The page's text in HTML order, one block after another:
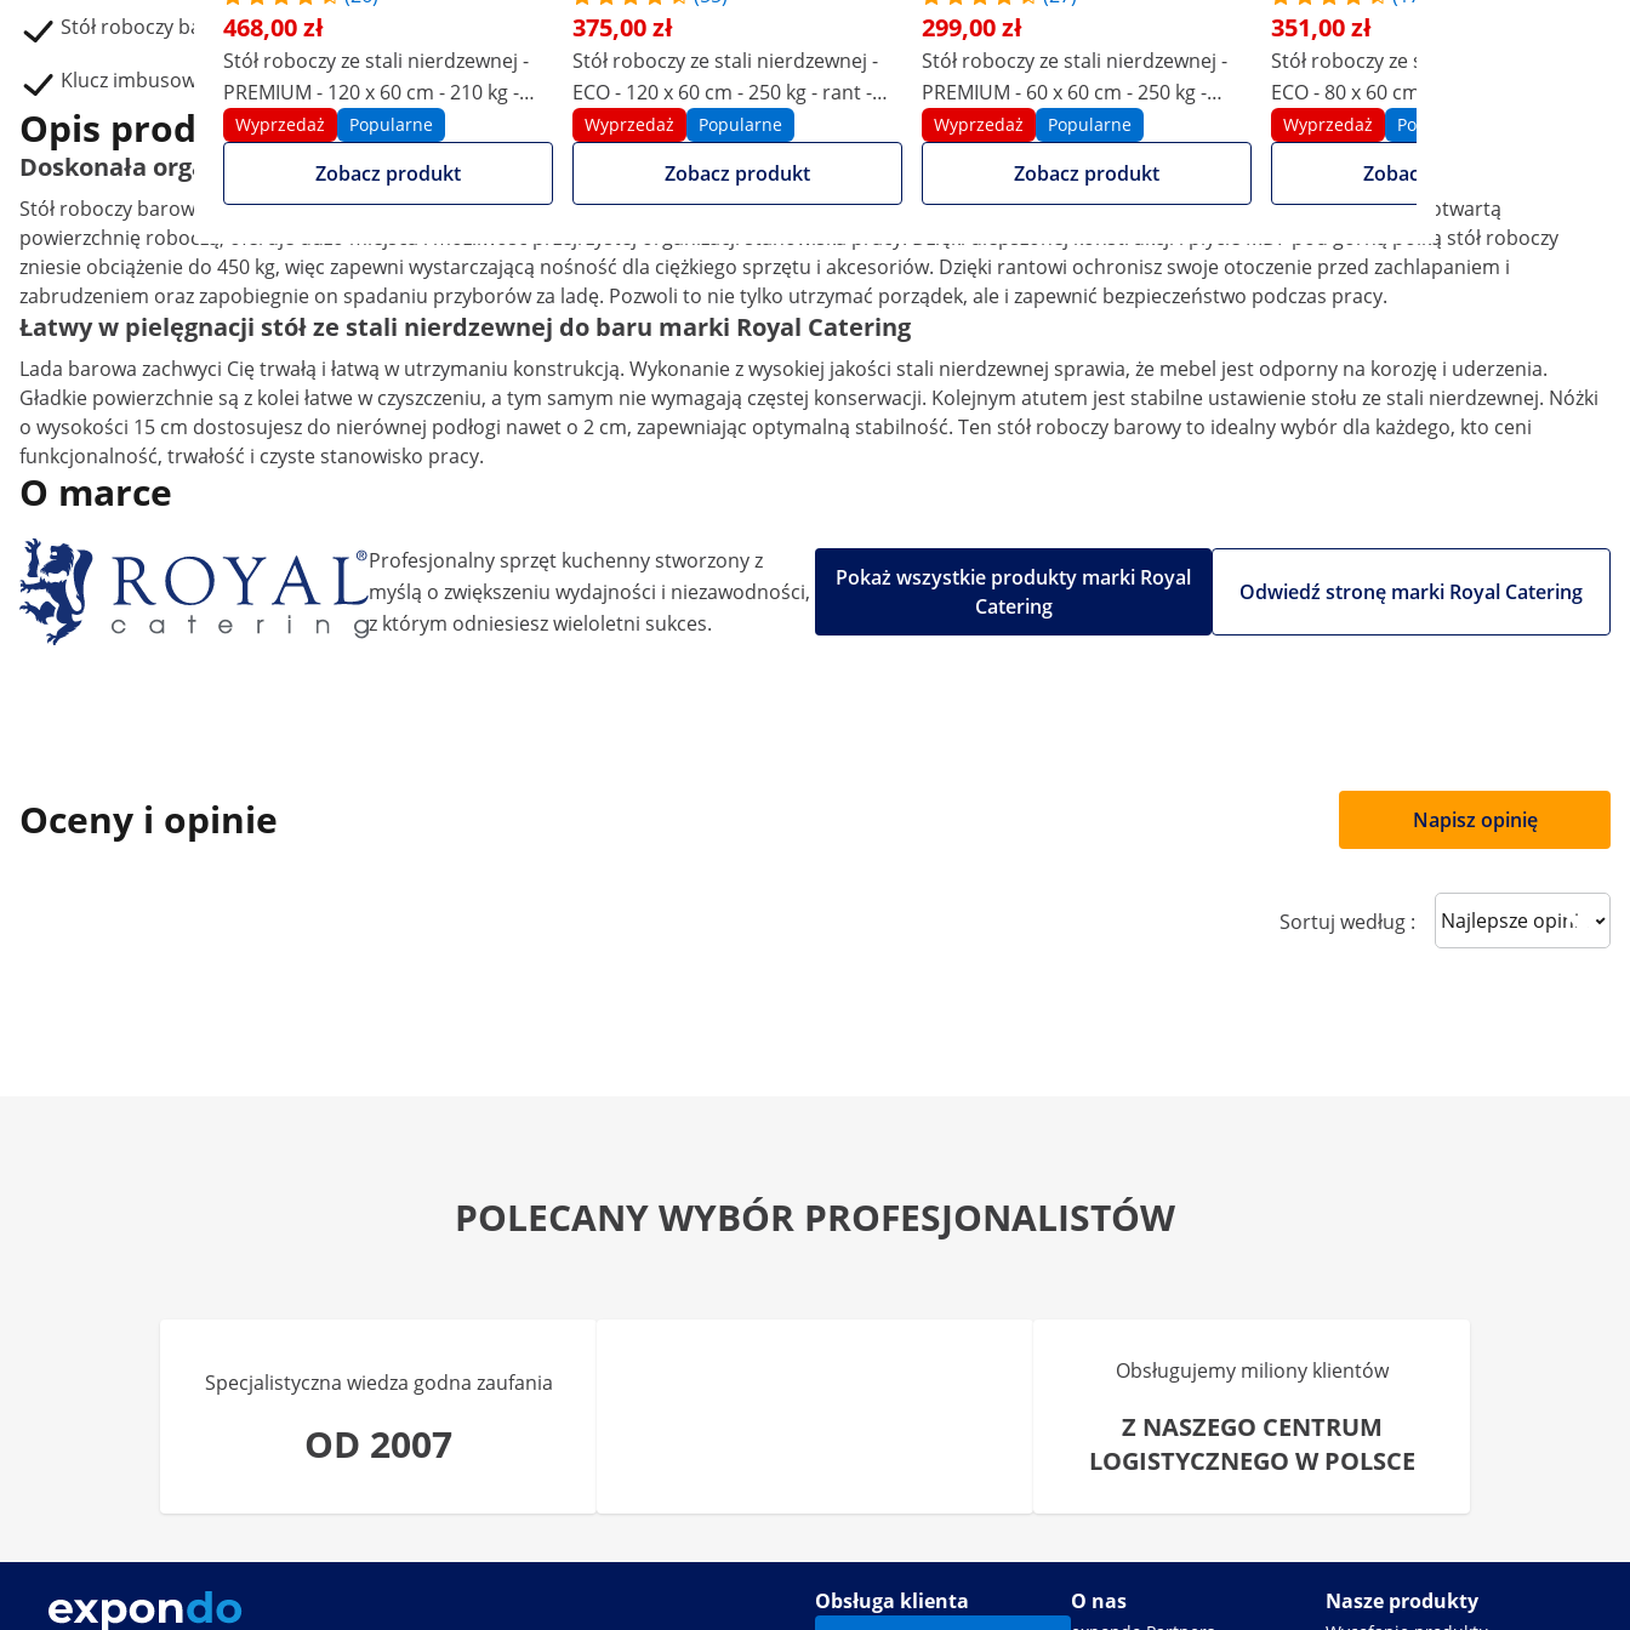
Stół roboczy barowy ze stali nierdzewnej RCSBW-6
Klucz imbusowy
468,00 zł
Stół roboczy ze stali nierdzewnej -
PREMIUM - 120 x 60 cm - 210 kg -
składany - Royal Catering
Wyprzedaż Popularne
Zobacz produkt
375,00 zł
Stół roboczy ze stali nierdzewnej -
ECO - 120 x 60 cm - 250 kg - rant -
Royal Catering
Wyprzedaż Popularne
Zobacz produkt
299,00 zł
Stół roboczy ze stali nierdzewnej -
PREMIUM - 60 x 60 cm - 250 kg -
Royal Catering
Wyprzedaż Popularne
Zobacz produkt
351,00 zł
Stół roboczy ze stali nierdzewnej -
ECO - 80 x 60 cm - 250 kg - Royal
Catering
Wyprzedaż Popularne
Zobacz produkt
Opis produktu
Doskonała organizacja na czterech półkach! Stół roboczy barowy ze stali nierdzewnej
Stół roboczy barowy ze stali nierdzewnej pozwoli zachować porządek wśród najpotrzebniejszych przyborów w jednym miejscu. Wyposażony w cztery półki i otwartą
powierzchnię roboczą, oferuje dużo miejsca i możliwość przejrzystej organizacji stanowiska pracy. Dzięki ulepszonej konstrukcji i płycie MDF pod górną półką stół roboczy
zniesie obciążenie do 450 kg, więc zapewni wystarczającą nośność dla ciężkiego sprzętu i akcesoriów. Dzięki rantowi ochronisz swoje otoczenie przed zachlapaniem i
zabrudzeniem oraz zapobiegnie on spadaniu przyborów za ladę. Pozwoli to nie tylko utrzymać porządek, ale i zapewnić bezpieczeństwo podczas pracy.
Łatwy w pielęgnacji stół ze stali nierdzewnej do baru marki Royal Catering
Lada barowa zachwyci Cię trwałą i łatwą w utrzymaniu konstrukcją. Wykonanie z wysokiej jakości stali nierdzewnej sprawia, że mebel jest odporny na korozję i uderzenia.
Gładkie powierzchnie są z kolei łatwe w czyszczeniu, a tym samym nie wymagają częstej konserwacji. Kolejnym atutem jest stabilne ustawienie stołu ze stali nierdzewnej. Nóżki
o wysokości 15 cm dostosujesz do nierównej podłogi nawet o 2 cm, zapewniając optymalną stabilność. Ten stół roboczy barowy to idealny wybór dla każdego, kto ceni
funkcjonalność, trwałość i czyste stanowisko pracy.
O marce
Profesjonalny sprzęt kuchenny stworzony z
myślą o zwiększeniu wydajności i niezawodności,
z którym odniesiesz wieloletni sukces.
Odwiedź stronę marki Royal Catering
Pokaż wszystkie produkty marki Royal
Catering
Oceny i opinie Napisz opinię
Sortuj według : Sort reviews
POLECANY WYBÓR PROFESJONALISTÓW
Specjalistyczna wiedza godna zaufania
OD 2007
Obsługujemy miliony klientów
Z NASZEGO CENTRUM
LOGISTYCZNEGO W POLSCE
Obsługa klienta O nas Nasze produkty